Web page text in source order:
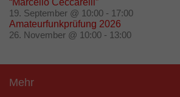
“Marcello Ceccarelli”
19. September @ 10:00 - 17:00
Amateurfunkprüfung 2026
26. November @ 10:00 - 13:00
Mehr